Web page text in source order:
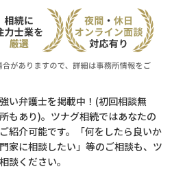
相談内容で探す
相続登記
遺留分侵害額請求
コラム
相続手続き
い弁護士を掲載中！(初回相談無
もあり)。ツナグ相続ではあなたの
紹介可能です。「何をしたら良いか
家に相談したい」等のご相談も、ツ
談ください。